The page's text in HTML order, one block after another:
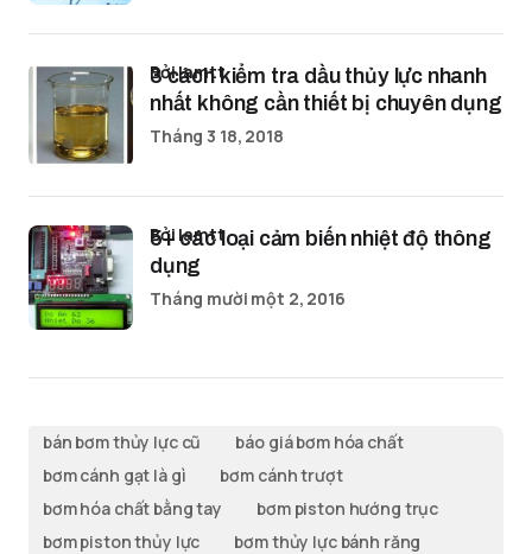
3 cách kiểm tra dầu thủy lực nhanh
nhất không cần thiết bị chuyên dụng
bởi lamtt
Tháng 3 18, 2018
5+ các loại cảm biến nhiệt độ thông
dụng
bởi lamtt
Tháng mười một 2, 2016
bán bơm thủy lực cũ
báo giá bơm hóa chất
bơm cánh gạt là gì
bơm cánh trượt
bơm hóa chất bằng tay
bơm piston hướng trục
bơm piston thủy lực
bơm thủy lực bánh răng